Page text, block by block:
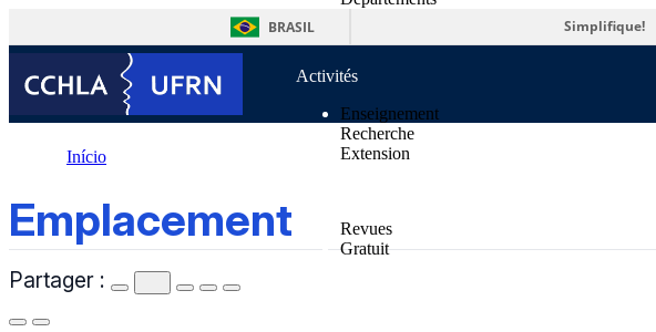
BRASIL Simplifique!
Activités
Enseignement
Recherche
Extension
Revues
Gratuit
Início
Emplacement
Partager :